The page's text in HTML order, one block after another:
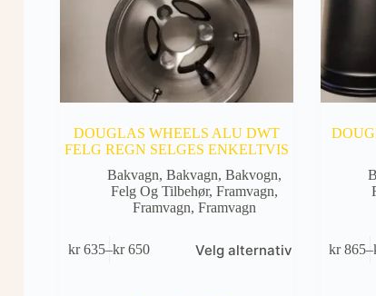
DOUGLAS WHEELS ALU DWT
FELG REGN SELGES ENKELTVIS
Bakvagn,Bakvagn,Bakvogn,
Felg Og Tilbehør,Framvagn,
Framvagn,Framvagn
kr635–kr650
Prisområde:
Velg alternativ
produktet
kr865–
produktet